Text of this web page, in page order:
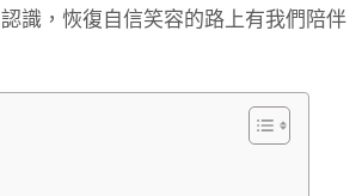
識，恢復自信笑容的路上有我們陪伴